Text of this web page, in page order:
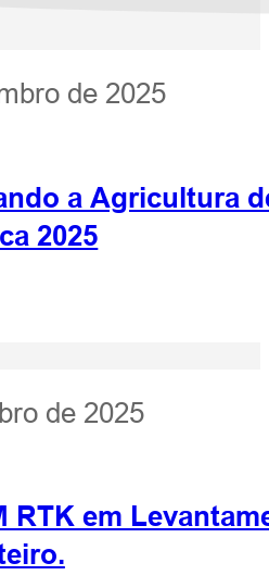
de 2025
a Agricultura
2025
de 2025
RTK em